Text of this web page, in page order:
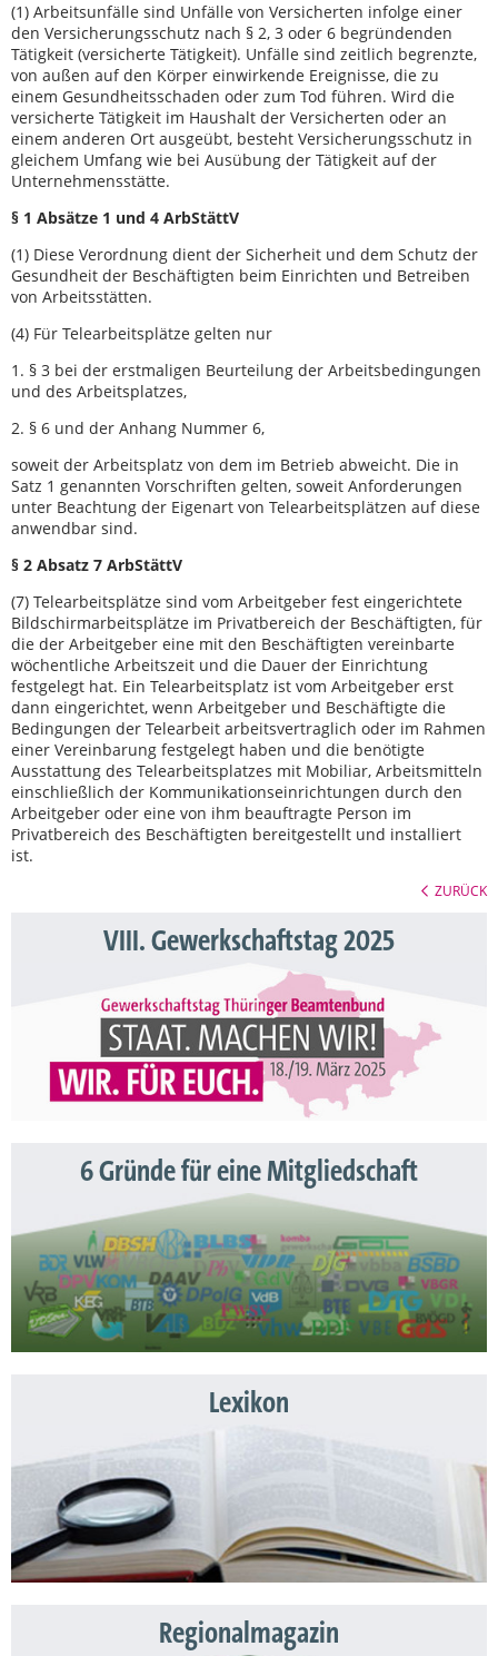
(1) Arbeitsunfälle sind Unfälle von Versicherten infolge einer
den Versicherungsschutz nach § 2, 3 oder 6 begründenden
Tätigkeit (versicherte Tätigkeit). Unfälle sind zeitlich begrenzte,
von außen auf den Körper einwirkende Ereignisse, die zu
einem Gesundheitsschaden oder zum Tod führen. Wird die
versicherte Tätigkeit im Haushalt der Versicherten oder an
einem anderen Ort ausgeübt, besteht Versicherungsschutz in
gleichem Umfang wie bei Ausübung der Tätigkeit auf der
Unternehmensstätte.
§ 1 Absätze 1 und 4 ArbStättV
(1) Diese Verordnung dient der Sicherheit und dem Schutz der
Gesundheit der Beschäftigten beim Einrichten und Betreiben
von Arbeitsstätten.
(4) Für Telearbeitsplätze gelten nur
1. § 3 bei der erstmaligen Beurteilung der Arbeitsbedingungen
und des Arbeitsplatzes,
2. § 6 und der Anhang Nummer 6,
soweit der Arbeitsplatz von dem im Betrieb abweicht. Die in
Satz 1 genannten Vorschriften gelten, soweit Anforderungen
unter Beachtung der Eigenart von Telearbeitsplätzen auf diese
anwendbar sind.
§ 2 Absatz 7 ArbStättV
(7) Telearbeitsplätze sind vom Arbeitgeber fest eingerichtete
Bildschirmarbeitsplätze im Privatbereich der Beschäftigten, für
die der Arbeitgeber eine mit den Beschäftigten vereinbarte
wöchentliche Arbeitszeit und die Dauer der Einrichtung
festgelegt hat. Ein Telearbeitsplatz ist vom Arbeitgeber erst
dann eingerichtet, wenn Arbeitgeber und Beschäftigte die
Bedingungen der Telearbeit arbeitsvertraglich oder im Rahmen
einer Vereinbarung festgelegt haben und die benötigte
Ausstattung des Telearbeitsplatzes mit Mobiliar, Arbeitsmitteln
einschließlich der Kommunikationseinrichtungen durch den
Arbeitgeber oder eine von ihm beauftragte Person im
Privatbereich des Beschäftigten bereitgestellt und installiert
ist.
ZURÜCK
VIII. Gewerkschaftstag 2025
6 Gründe für eine Mitgliedschaft
Lexikon
Regionalmagazin